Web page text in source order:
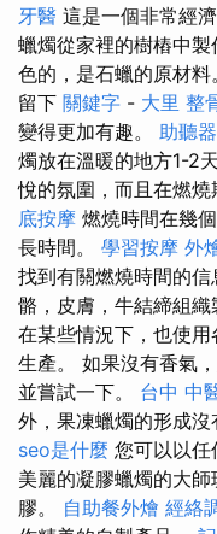
牙醫 這是一個非常經
蠟燭從家裡的樹樁中製
色的，是石蠟的原材料
留下 關鍵字 - 大里 整
變得更加有趣。 助聽
燭放在溫暖的地方1-2
悅的氛圍，而且在燃燒
底按摩 燃燒時間在幾
長時間。 學習按摩 外
找到有關燃燒時間的信
骼，皮膚，牛結締組織
在某些情況下，也使
生產。 如果沒有香氣
並嘗試一下。 台中 中
外，果凍蠟燭的形成沒
seo是什麼 您可以以任
美麗的凝膠蠟燭的大
膠。 自助餐外燴 經絡